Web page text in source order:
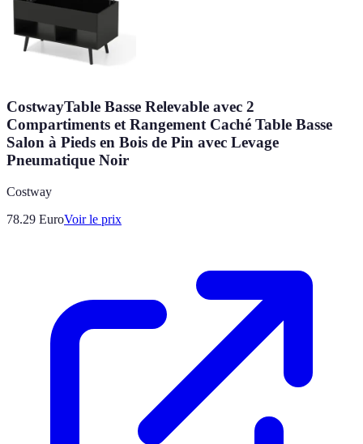
CostwayTable Basse Relevable avec 2
Compartiments et Rangement Caché Table Basse
Salon à Pieds en Bois de Pin avec Levage
Pneumatique Noir
Costway
78.29 EuroVoir le prix